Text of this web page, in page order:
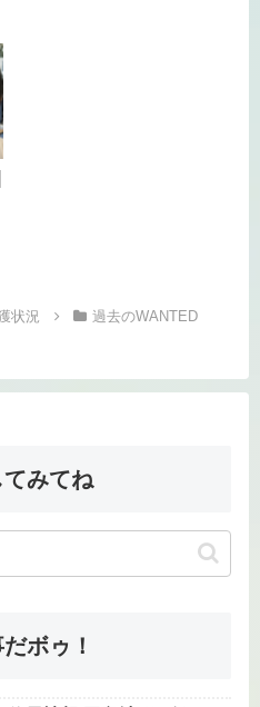
状況 過去のWANTED
みてね
ボゥ！